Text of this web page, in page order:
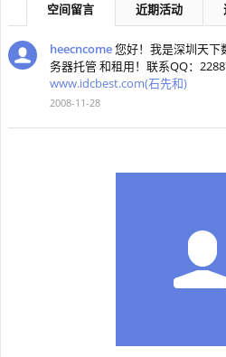
空间留言 近期活动
heecncome您好！我是深圳天下
务器托管 和租用！联系QQ：
www.idcbest.com(石先和)
2008-11-28